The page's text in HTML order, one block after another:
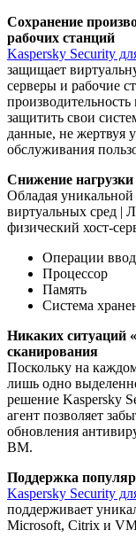
Сохранение
рабочих станций
Kaspersky Security
защищает
серверы и рабочие
защитить свои
данные, не жертвуя
обслуживания
Снижение нагрузки
Обладая уникальной
виртуальных сред |
физический хост-
Операции
Процессор
Память
Система
Никаких ситуаций
сканирования
Поскольку на
лишь одно
решение Kaspersky
агент позволяет
обновления
ВМ.
Поддержка
Kaspersky Security
поддерживает
Microsoft, Citrix и